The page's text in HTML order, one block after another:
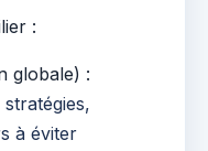
:
globale) :
à éviter